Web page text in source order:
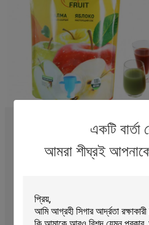
একটি বার্তা
আমরা শীঘ্রই